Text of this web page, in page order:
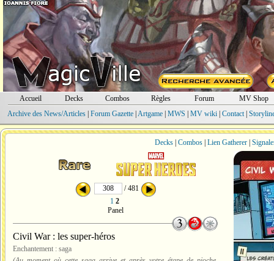
Accueil Decks Combos Règles Forum
MV Shop
Archive des News/Articles| Forum Gazette| Artgame| MWS MV wiki| Contact|
Decks| Combos| Lien Gatherer|
/ 481
1 2
Panel
Civil War : les super-héros
Enchantement : saga